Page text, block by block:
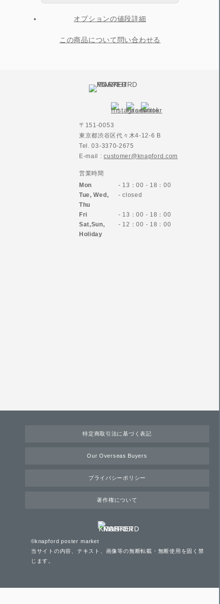
オプションの値段詳細
この商品について問い合わせる
〒151-0053
東京都渋谷区代々木4-12-6 B
Tel. 03-3370-2675
E-mail :customer@knapford.com
営業時間
Mon
- 13：00 - 18：00
Tue, Wed,
Thu
- closed
Fri
- 13：00 - 18：00
Sat,Sun,
Holiday
- 12：00 - 18：00
特定商取引法に基づく表記
Our Overseas Buyers
プライバシーポリシー
著作権について
©knapford poster market
当サイトの内容、テキスト、画像等の無断転載・無断使用を固く禁
じます。